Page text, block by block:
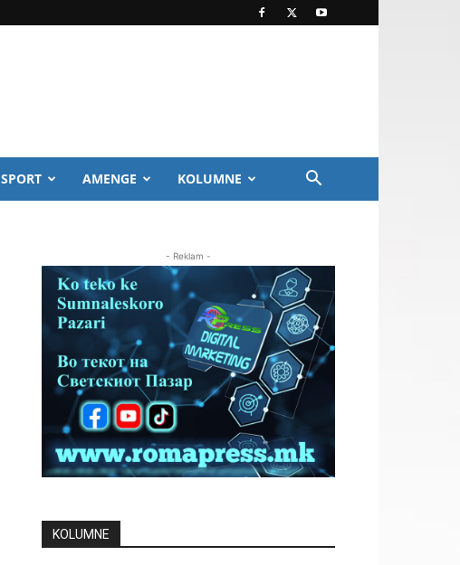
SPORT AMENGE KOLUMNE
- Reklam -
KOLUMNE